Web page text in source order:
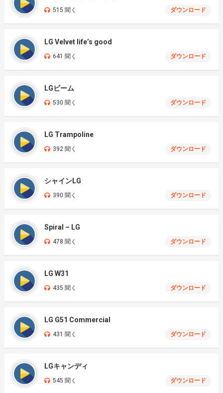
515 聞く ダウンロード
LG Velvet life’s good
641 聞く ダウンロード
LGビーム
530 聞く ダウンロード
LG Trampoline
392 聞く ダウンロード
シャインLG
390 聞く ダウンロード
Spiral – LG
478 聞く ダウンロード
LG W31
435 聞く ダウンロード
LG G51 Commercial
431 聞く ダウンロード
LGキャンディ
545 聞く ダウンロード